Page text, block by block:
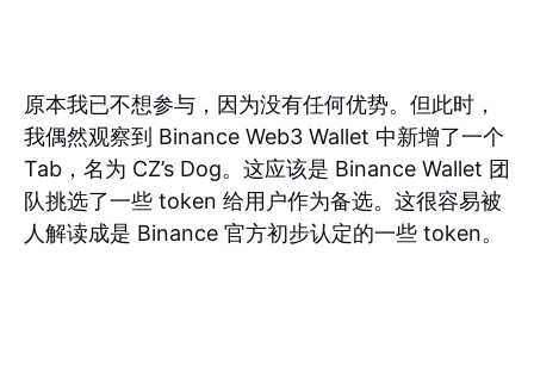
原本我已不想参与，因为没有任何优势。但此时，
我偶然观察到 Binance Web3 Wallet 中新增了一个
Tab，名为 CZ’s Dog。这应该是 Binance Wallet 团
队挑选了一些 token 给用户作为备选。这很容易被
人解读成是 Binance 官方初步认定的一些 token。